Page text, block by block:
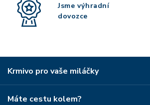
Jsme výhradní
dovozce
Krmivo pro vaše miláčky
Máte cestu kolem?